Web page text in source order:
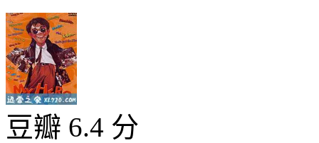
豆瓣 6.4 分